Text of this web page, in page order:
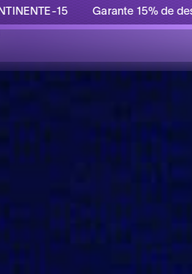
Garante 15% de desconto na